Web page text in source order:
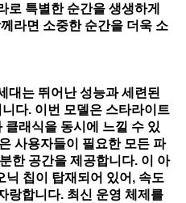
로 특별한 순간을 생생하게
라면 소중한 순간을 더욱 소
는 뛰어난 성능과 세련된
다. 이번 모델은 스타라이트
래식을 동시에 느낄 수 있
사용자들이 필요한 모든 파
한 공간을 제공합니다. 이 아
칩이 탑재되어 있어, 속도
랑합니다. 최신 운영 체제를